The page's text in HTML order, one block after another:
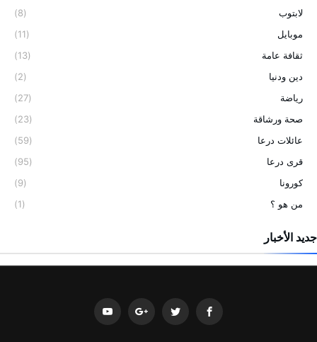
لابتوب
(8)
موبايل
(11)
ثقافة عامة
(13)
دين ودنيا
(2)
رياضة
(27)
صحة ورشاقة
(23)
عائلات درعا
(59)
قرى درعا
(95)
كورونا
(9)
من هو ؟
(1)
جديد الأخبار